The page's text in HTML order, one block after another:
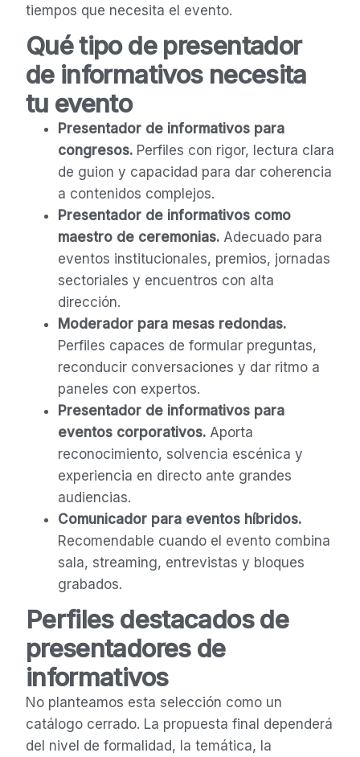
tiempos que necesita el evento.
Qué tipo de presentador
de informativos necesita
tu evento
Presentador de informativos para
congresos.Perfiles con rigor, lectura clara
de guion y capacidad para dar coherencia
a contenidos complejos.
Presentador de informativos como
maestro de ceremonias.Adecuado para
eventos institucionales, premios, jornadas
sectoriales y encuentros con alta
dirección.
Moderador para mesas redondas.
Perfiles capaces de formular preguntas,
reconducir conversaciones y dar ritmo a
paneles con expertos.
Presentador de informativos para
eventos corporativos.Aporta
reconocimiento, solvencia escénica y
experiencia en directo ante grandes
audiencias.
Comunicador para eventos híbridos.
Recomendable cuando el evento combina
sala, streaming, entrevistas y bloques
grabados.
Perfiles destacados de
presentadores de
informativos
No planteamos esta selección como un
catálogo cerrado. La propuesta final dependerá
del nivel de formalidad, la temática, la